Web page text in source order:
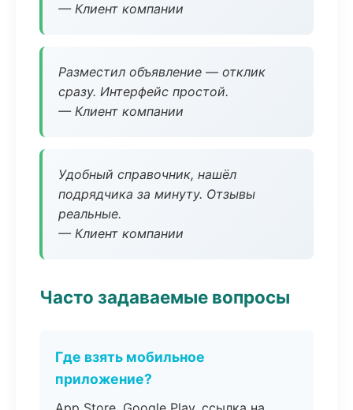
— Клиент компании
Разместил объявление — отклик
сразу. Интерфейс простой.
— Клиент компании
Удобный справочник, нашёл
подрядчика за минуту. Отзывы
реальные.
— Клиент компании
Часто задаваемые вопросы
Где взять мобильное
приложение?